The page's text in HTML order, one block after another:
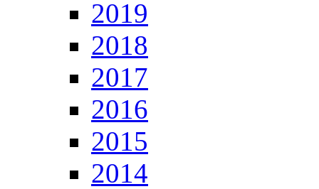
2019
2018
2017
2016
2015
2014